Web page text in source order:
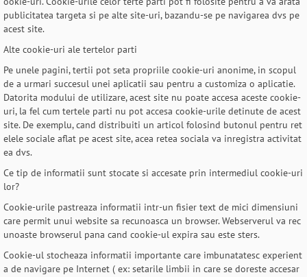
publicitatea targeta si pe alte site-uri, bazandu-se pe navigarea dvs pe
acest site.
Alte cookie-uri ale tertelor parti
Pe unele pagini, tertii pot seta propriile cookie-uri anonime, in scopul
de a urmari succesul unei aplicatii sau pentru a customiza o aplicatie.
Datorita modului de utilizare, acest site nu poate accesa aceste cookie-
uri, la fel cum tertele parti nu pot accesa cookie-urile detinute de acest
site. De exemplu, cand distribuiti un articol folosind butonul pentru ret
elele sociale aflat pe acest site, acea retea sociala va inregistra activitat
ea dvs.
Ce tip de informatii sunt stocate si accesate prin intermediul cookie-uri
lor?
Cookie-urile pastreaza informatii intr-un fisier text de mici dimensiuni
care permit unui website sa recunoasca un browser. Webserverul va rec
unoaste browserul pana cand cookie-ul expira sau este sters.
Cookie-ul stocheaza informatii importante care imbunatatesc experient
a de navigare pe Internet ( ex: setarile limbii in care se doreste accesar